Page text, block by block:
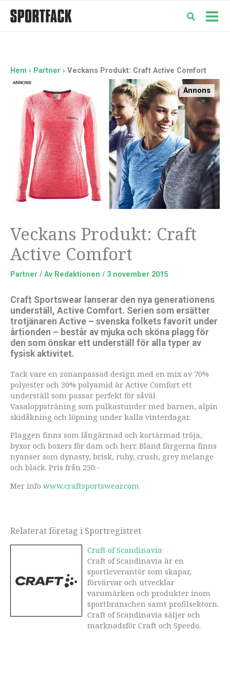
Hem Partner Veckans Produkt: Craft Active Comfort
Annons
Veckans Produkt: Craft
Active Comfort
Partner / Av Redaktionen / 3 november 2015
Craft Sportswear lanserar den nya generationens
underställ, Active Comfort. Serien som ersätter
trotjänaren Active – svenska folkets favorit under
årtionden – består av mjuka och sköna plagg för
den som önskar ett underställ för alla typer av
fysisk aktivitet.
Tack vare en zonanpassad design med en mix av 70%
polyester och 30% polyamid är Active Comfort ett
underställ som passar perfekt för såväl
Vasaloppsträning som pulkastunder med barnen, alpin
skidåkning och löpning under kalla vinterdagar.
Plaggen finns som långärmad och kortärmad tröja,
byxor och boxers för dam och herr. Bland färgerna finns
nyanser som dynasty, brisk, ruby, crush, grey melange
och black. Pris från 250:-
Mer info www.craftsportswear.com
Relaterat företag i Sportregistret
Craft of Scandinavia
Craft of Scandinavia är en
sportleverantör som skapar,
förvärvar och utvecklar
varumärken och produkter inom
sportbranschen samt profilsektorn.
Craft of Scandinavia säljer och
marknadsför Craft och Speedo.